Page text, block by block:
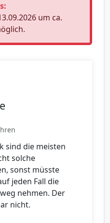
um ca.
sind die meisten
solche
sonst müsste
jeden Fall die
nehmen. Der
nicht.